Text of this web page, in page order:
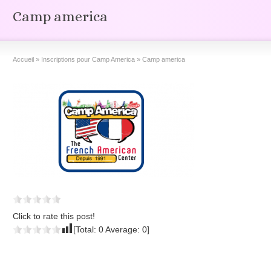
Camp america
Accueil » Inscriptions pour Camp America » Camp america
Click to rate this post!
[Total:0Average:0]